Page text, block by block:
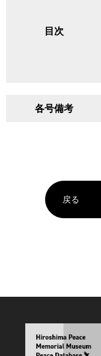
目次
各号備考
戻る